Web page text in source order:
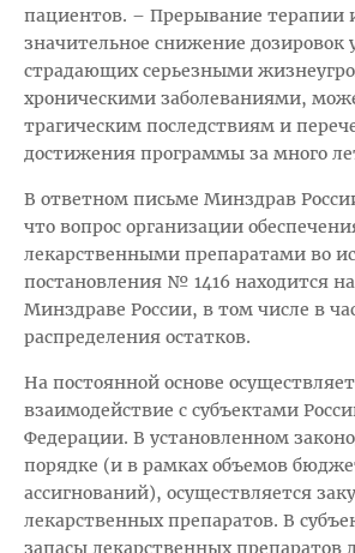
пациентов. – Прерывание терапии
значительное снижение дозировок
страдающих серьезными
хроническими заболеваниями,
трагическим последствиям и
достижения программы за много
В ответном письме Минздрав
что вопрос организации
лекарственными препаратами во
постановления № 1416 находится
Минздраве России, в том числе в
распределения остатков.
На постоянной основе
взаимодействие с субъектами
Федерации. В установленном
порядке (и в рамках объемов
ассигнований), осуществляется
лекарственных препаратов. В
запасы лекарственных препаратов